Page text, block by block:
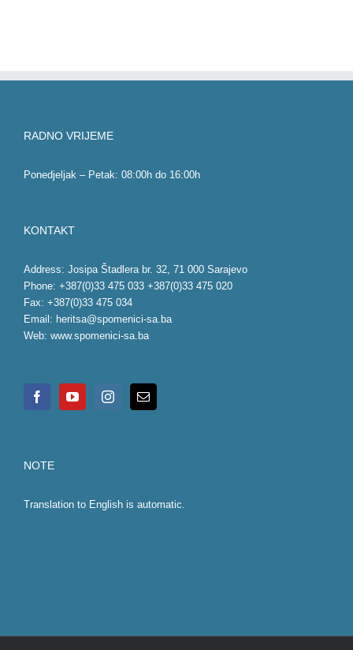
RADNO VRIJEME
Ponedjeljak – Petak: 08:00h do 16:00h
KONTAKT
Address: Josipa Štadlera br. 32, 71 000 Sarajevo
Phone: +387(0)33 475 033 +387(0)33 475 020
Fax: +387(0)33 475 034
Email: heritsa@spomenici-sa.ba
Web: www.spomenici-sa.ba
NOTE
Translation to English is automatic.